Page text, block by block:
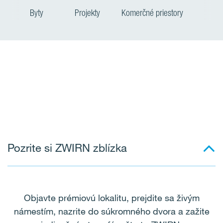
Byty Projekty Komerčné priestory
k
Pozrite si ZWIRN zblízka
Objavte prémiovú lokalitu, prejdite sa živým
námestím, nazrite do súkromného dvora a zažite